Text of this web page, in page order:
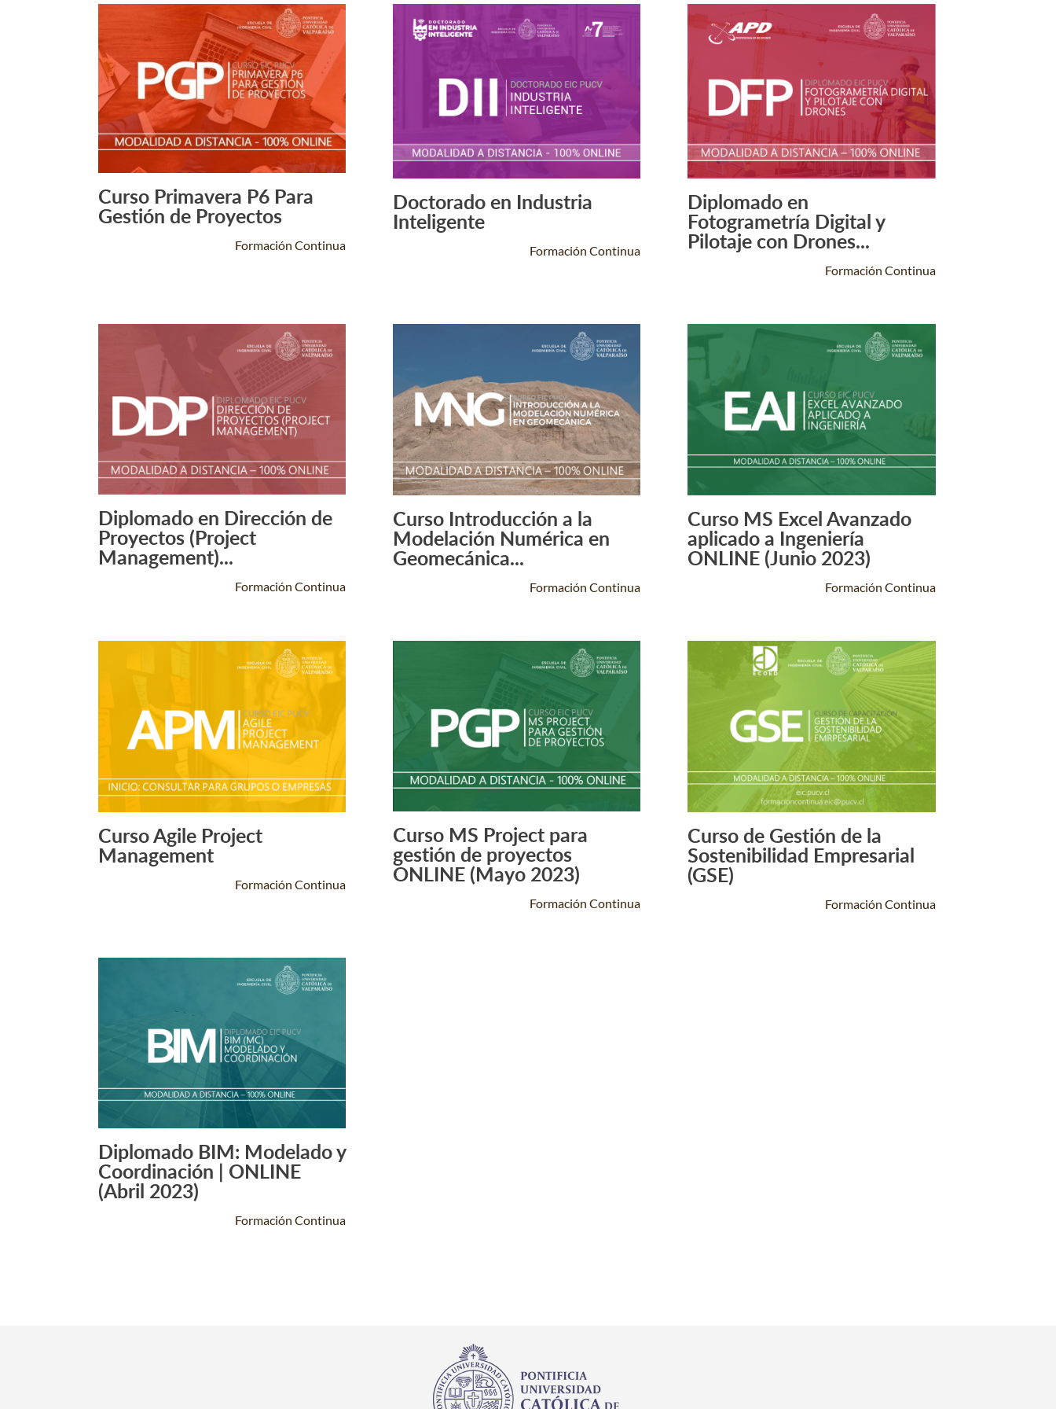
Leer Más +
Curso Primavera P6 Para
Gestión de Proyectos
Formación Continua
Leer Más +
Doctorado en Industria
Inteligente
Formación Continua
Leer Más +
Diplomado en
Fotogrametría Digital y
Pilotaje con Drones...
Formación Continua
Leer Más +
Diplomado en Dirección de
Proyectos (Project
Management)...
Formación Continua
Leer Más +
Curso Introducción a la
Modelación Numérica en
Geomecánica...
Formación Continua
Leer Más +
Curso MS Excel Avanzado
aplicado a Ingeniería
ONLINE (Junio 2023)
Formación Continua
Leer Más +
Curso Agile Project
Management
Formación Continua
Leer Más +
Curso MS Project para
gestión de proyectos
ONLINE (Mayo 2023)
Formación Continua
Leer Más +
Curso de Gestión de la
Sostenibilidad Empresarial
(GSE)
Formación Continua
Leer Más +
Diplomado BIM: Modelado y
Coordinación | ONLINE
(Abril 2023)
Formación Continua